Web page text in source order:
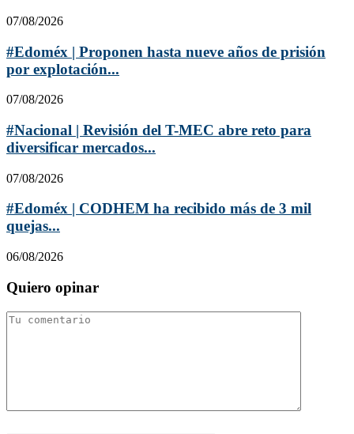
07/08/2026
#Edoméx | Proponen hasta nueve años de prisión
por explotación...
07/08/2026
#Nacional | Revisión del T-MEC abre reto para
diversificar mercados...
07/08/2026
#Edoméx | CODHEM ha recibido más de 3 mil
quejas...
06/08/2026
Quiero opinar